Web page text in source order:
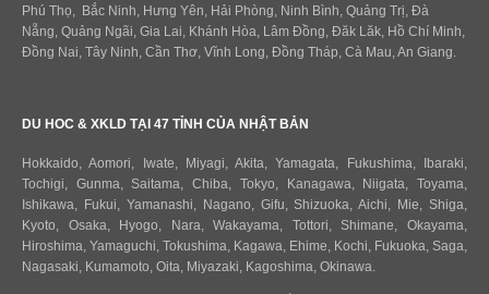
Phú Thọ, Bắc Ninh, Hưng Yên, Hải Phòng, Ninh Bình, Quảng Trị, Đà
Nẵng, Quảng Ngãi, Gia Lai, Khánh Hòa, Lâm Đồng, Đăk Lăk, Hồ Chí Minh,
Đồng Nai, Tây Ninh, Cần Thơ, Vĩnh Long, Đồng Tháp, Cà Mau, An Giang.
DU HOC & XKLD TẠI 47 TỈNH CỦA NHẬT BẢN
Hokkaido,Aomori, Iwate, Miyagi,Akita,Yamagata, Fukushima, Ibaraki,
Tochigi, Gunma, Saitama,Chiba, Tokyo, Kanagawa, Niigata,Toyama,
Ishikawa, Fukui, Yamanashi, Nagano, Gifu, Shizuoka,Aichi, Mie, Shiga,
Kyoto, Osaka, Hyogo, Nara,Wakayama, Tottori, Shimane,Okayama,
Hiroshima, Yamaguchi, Tokushima, Kagawa, Ehime, Kochi, Fukuoka, Saga,
Nagasaki, Kumamoto, Oita, Miyazaki, Kagoshima, Okinawa.